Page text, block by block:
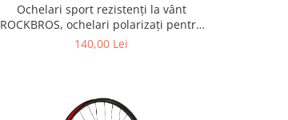
Ochelari sport rezistenți la vânt
ROCKBROS, ochelari polarizați pentru
ciclism, ochelari de soare pentru
140,00 Lei